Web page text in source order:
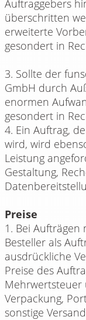
Auftraggebers
überschritten
erweiterte
gesondert in
3. Sollte der
GmbH durch
enormen
gesondert in
4. Ein Auftrag,
wird, wird
Leistung
Gestaltung,
Preise
1. Bei
Besteller als
ausdrückliche
Preise des
Mehrwertsteuer
Verpackung,
sonstige